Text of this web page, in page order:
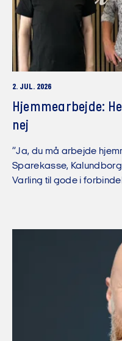
2. JUL. 2026
Hjemmearbejde:
nej
”Ja, du må arbejde
Sparekasse,
Varling til gode i